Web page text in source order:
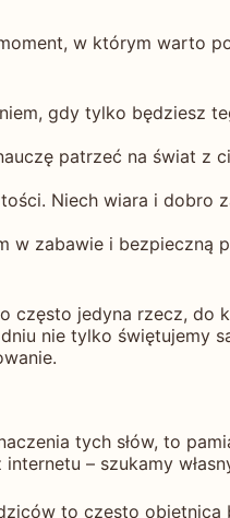
w którym warto
gdy tylko będziesz
patrzeć na świat z
Niech wiara i dobro
w zabawie i bezpieczną
często jedyna rzecz, do
nie tylko świętujemy
tych słów, to
– szukamy
to często obietnica